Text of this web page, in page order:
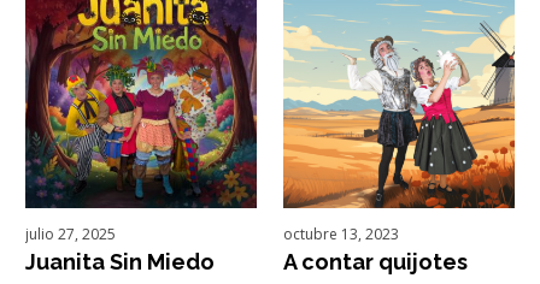
julio 27, 2025
Juanita Sin Miedo
octubre 13, 2023
A contar quijotes